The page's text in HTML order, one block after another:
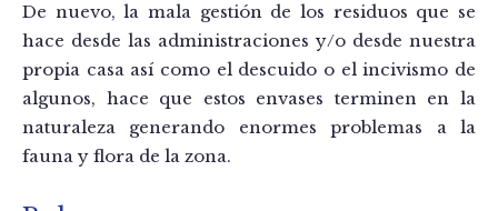
De nuevo, la mala gestión de los residuos que se
hace desde las administraciones y/o desde nuestra
propia casa así como el descuido o el incivismo de
algunos, hace que estos envases terminen en la
naturaleza generando enormes problemas a la
fauna y flora de la zona.